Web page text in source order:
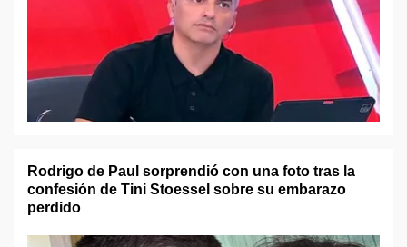
Rodrigo de Paul sorprendió con una foto tras la
confesión de Tini Stoessel sobre su embarazo
perdido